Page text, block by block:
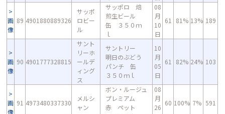
画
像
89 4901880889326
サッポ
ロビー
ル
サッポロ 焙
煎生ビール
缶 ３５０ｍ
ｌ
08
月
10
日
61 81% 13% 189
画
像
90 4901777328815
サント
リーホ
ールデ
ィング
ス
サントリー
明日のぶどう
パンチ 缶
３５０ｍｌ
10
月
05
日
61 82% 24% 103
画
像
91 4973480337330
メルシ
ャン
ボン・ルージュ
プレミアム
赤 ペット
08
月
26
60 100% 7% 591